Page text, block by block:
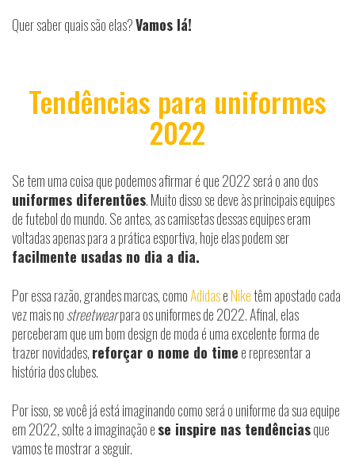
Quer saber quais são elas?Vamos lá!
Tendências para uniformes
2022
Se tem uma coisa que podemos afirmar é que 2022 será o ano dos
uniformes diferentões. Muito disso se deve às principais equipes
de futebol do mundo. Se antes, as camisetas dessas equipes eram
voltadas apenas para a prática esportiva, hoje elas podem ser
facilmente usadas no dia a dia.
Por essa razão, grandes marcas, comoAdidaseNiketêm apostado cada
vez mais nostreetwearpara os uniformes de 2022. Afinal, elas
perceberam que um bom design de moda é uma excelente forma de
trazer novidades,reforçar o nome do timee representar a
história dos clubes.
Por isso, se você já está imaginando como será o uniforme da sua equipe
em 2022, solte a imaginação ese inspire nas tendênciasque
vamos te mostrar a seguir.